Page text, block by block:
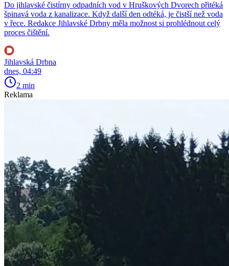
Do jihlavské čistírny odpadních vod v Hruškových Dvorech přitéká
špinavá voda z kanalizace. Když další den odtéká, je čistší než voda
v řece. Redakce Jihlavské Drbny měla možnost si prohlédnout celý
proces čištění.
Jihlavská Drbna
dnes, 04:49
2 min
Reklama